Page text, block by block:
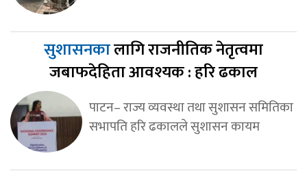
सुशासनकालागि राजनीतिक नेतृत्वमा
जबाफदेहिता आवश्यक : हरि ढकाल
पाटन– राज्य व्यवस्था तथा सुशासन समितिका
सभापति हरि ढकालले सुशासन कायम